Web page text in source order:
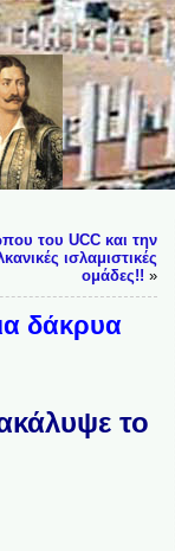
του UCC και την
ισλαμιστικές
ομάδες!! »
δάκρυα
το